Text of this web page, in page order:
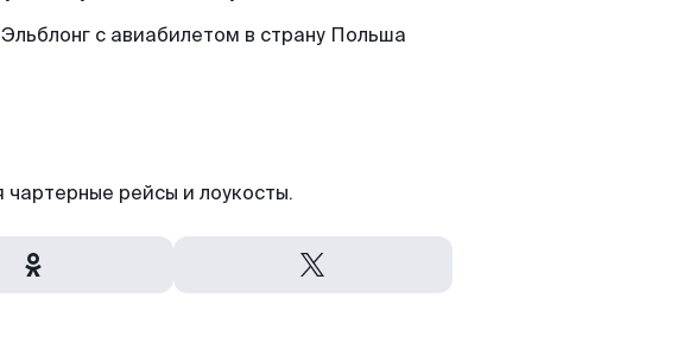
с авиабилетом в страну Польша
чартерные рейсы и лоукосты.